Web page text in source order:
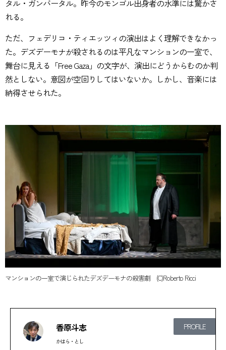
タル・ガンバータル。昨今のモンゴル出身者の水準には驚かさ
れる。
ただ、フェデリコ・ティエッツィの演出はよく理解できなかっ
た。デズデーモナが殺されるのは平凡なマンションの一室で、
舞台に見える「Free Gaza」の文字が、演出にどうからむのか判
然としない。意図が空回りしてはいないか。しかし、音楽には
納得させられた。
マンションの一室で演じられたデズデーモナの殺害劇 (C)Roberto Ricci
PROFILE
香原斗志
かはら・とし